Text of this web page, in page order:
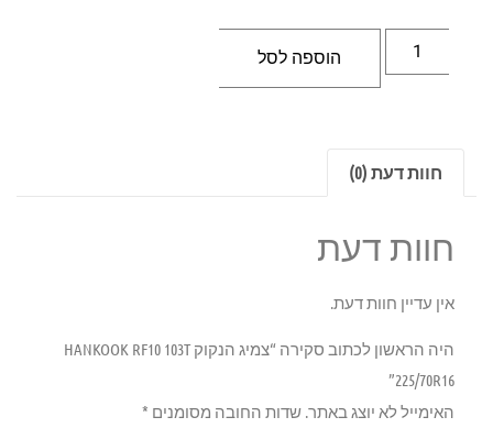
הוספה לסל
חוות דעת (0)
חוות דעת
אין עדיין חוות דעת.
היה הראשון לכתוב סקירה “צמיג הנקוק HANKOOK RF10 103T
225/70R16”
האימייל לא יוצג באתר.שדות החובה מסומנים*